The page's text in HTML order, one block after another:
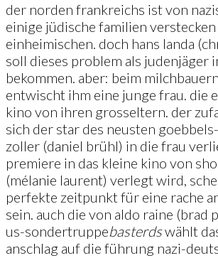
der norden frankreichs ist von
einige jüdische familien
einheimischen. doch hans landa
soll dieses problem als judenjäger
bekommen. aber: beim
entwischt ihm eine junge frau. die
kino von ihren grosseltern. der
sich der star des neusten
zoller (daniel brühl) in die frau
premiere in das kleine kino von
(mélanie laurent) verlegt wird,
perfekte zeitpunkt für eine rache
sein. auch die von aldo raine (brad
us-sondertruppebasterdswählt
anschlag auf die führung nazi-